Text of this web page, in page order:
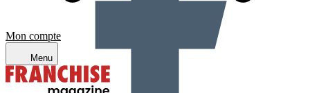
Mon compte
Menu